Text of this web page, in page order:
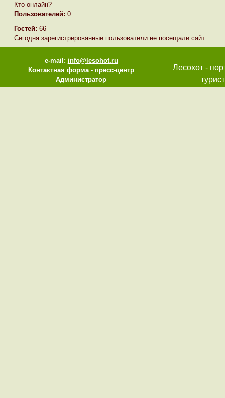
Кто онлайн?
Пользователей: 0
Гостей: 66
Сегодня зарегистрированные пользователи не посещали сайт
e-mail: info@lesohot.ru
Контактная форма-пресс-центр
Администратор
Лесохот -